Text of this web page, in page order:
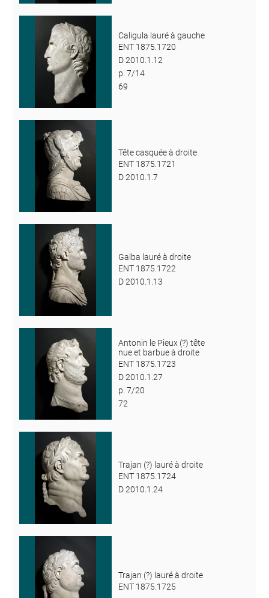
Caligula lauré à gauche
ENT 1875.1720
D 2010.1.12
p. 7/14
69
Tête casquée à droite
ENT 1875.1721
D 2010.1.7
Galba lauré à droite
ENT 1875.1722
D 2010.1.13
Antonin le Pieux (?) tête
nue et barbue à droite
ENT 1875.1723
D 2010.1.27
p. 7/20
72
Trajan (?) lauré à droite
ENT 1875.1724
D 2010.1.24
Trajan (?) lauré à droite
ENT 1875.1725